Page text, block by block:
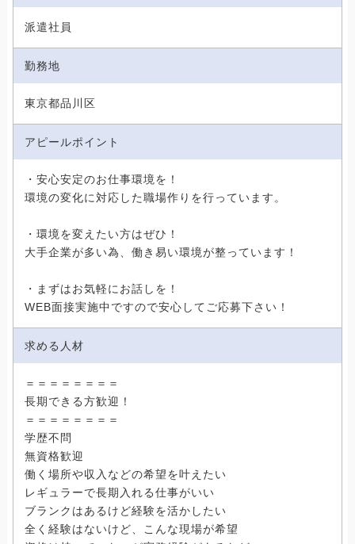
派遣社員
勤務地
東京都品川区
アピールポイント
・安心安定のお仕事環境を！
環境の変化に対応した職場作りを行っています。
・環境を変えたい方はぜひ！
大手企業が多い為、働き易い環境が整っています！
・まずはお気軽にお話しを！
WEB面接実施中ですので安心してご応募下さい！
求める人材
＝＝＝＝＝＝＝＝
長期できる方歓迎！
＝＝＝＝＝＝＝＝
学歴不問
無資格歓迎
働く場所や収入などの希望を叶えたい
レギュラーで長期入れる仕事がいい
ブランクはあるけど経験を活かしたい
全く経験はないけど、こんな現場が希望